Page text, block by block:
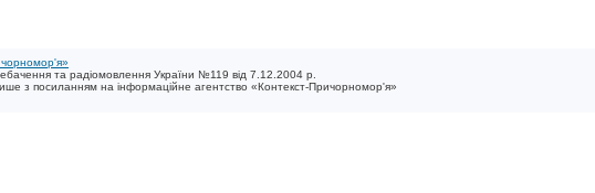
та радіомовлення України №119 від 7.12.2004 р.
з посиланням на інформаційне агентство «Контекст-Причорномор'я»